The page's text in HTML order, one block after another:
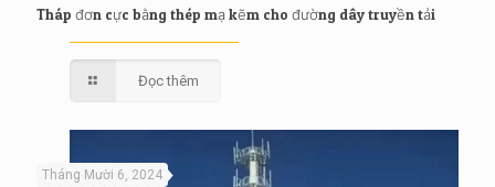
Tháp đơn cực bằng thép mạ kẽm cho đường dây truyền tải
Đọc thêm
Tháng Mười 6, 2024